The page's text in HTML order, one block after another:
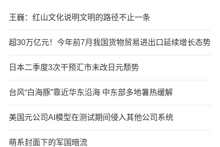
王巍：红山文化说明文明的路径不止一条
超30万亿元！今年前7月我国货物贸易进出口延续增长态势
日本二季度3次干预汇市未改日元颓势
台风“白海豚”靠近华东沿海 中东部多地暑热缓解
美国元公司AI模型在测试期间侵入其他公司系统
萌系封面下的军国暗流